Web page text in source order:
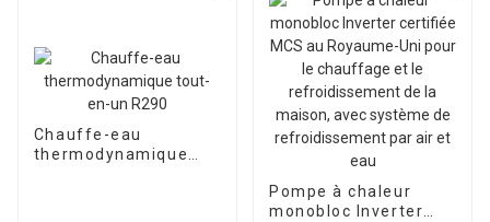
Chauffe-eau
thermodynamique
Pompe à chaleur
monobloc Inverter